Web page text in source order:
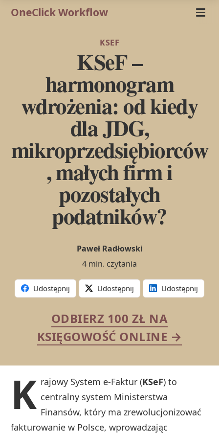
OneClick Workflow
KSEF
KSeF –
harmonogram
wdrożenia: od kiedy
dla JDG,
mikroprzedsiębiorców
, małych firm i
pozostałych
podatników?
Paweł Radłowski
4 min. czytania
Udostępnij Udostępnij Udostępnij
ODBIERZ 100 ZŁ NA
KSIĘGOWOŚĆ ONLINE →
K rajowy System e-Faktur (KSeF) to
centralny system Ministerstwa
Finansów, który ma zrewolucjonizować
fakturowanie w Polsce, wprowadzając